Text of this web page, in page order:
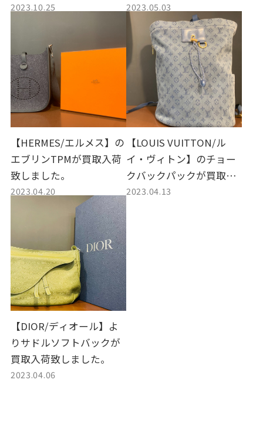
(日)開催いたします。
2023.10.25 2023.05.03
【HERMES/エルメス】の
エブリンTPMが買取入荷
致しました。
2023.04.20
【LOUIS VUITTON/ル
イ・ヴィトン】のチョー
クバックパックが買取入
荷致しました。
2023.04.13
【DIOR/ディオール】よ
りサドルソフトバックが
買取入荷致しました。
2023.04.06